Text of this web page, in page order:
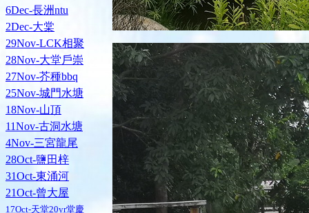
6Dec-長洲ntu
2Dec-大棠
29Nov-LCK相聚
28Nov-大堂戶崇
27Nov-芥種bbq
25Nov-城門水塘
18Nov-山頂
11Nov-古洞水塘
4Nov-三宮龍尾
28Oct-鹽田梓
31Oct-東涌河
21Oct-曾大屋
17Oct-天堂20yr堂慶